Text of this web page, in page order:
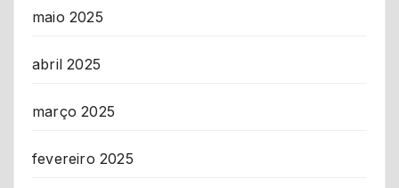
maio 2025
abril 2025
março 2025
fevereiro 2025